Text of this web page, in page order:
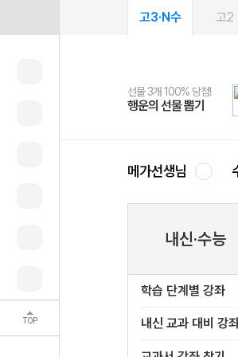
TOP
고3·N수 고2
선물 3개 100% 당첨!
행운의 선물 뽑기
선물 100% 증정!
메가스터디 X 올리브
여름방학 스터디 캐시백
메가런 썸머스쿨
2027 러셀 단과
강사 공개선발
스마트러닝앱
설문 EVENT
메가패스
3일 무료 체험권
메가패스 수강생 무료혜택!
메가클럽 멤버십
사회공헌 캠페인
희망이룸 메가나눔
메가선생님
내신·수능
학습 단계별 강좌
내신 교과 대비 강